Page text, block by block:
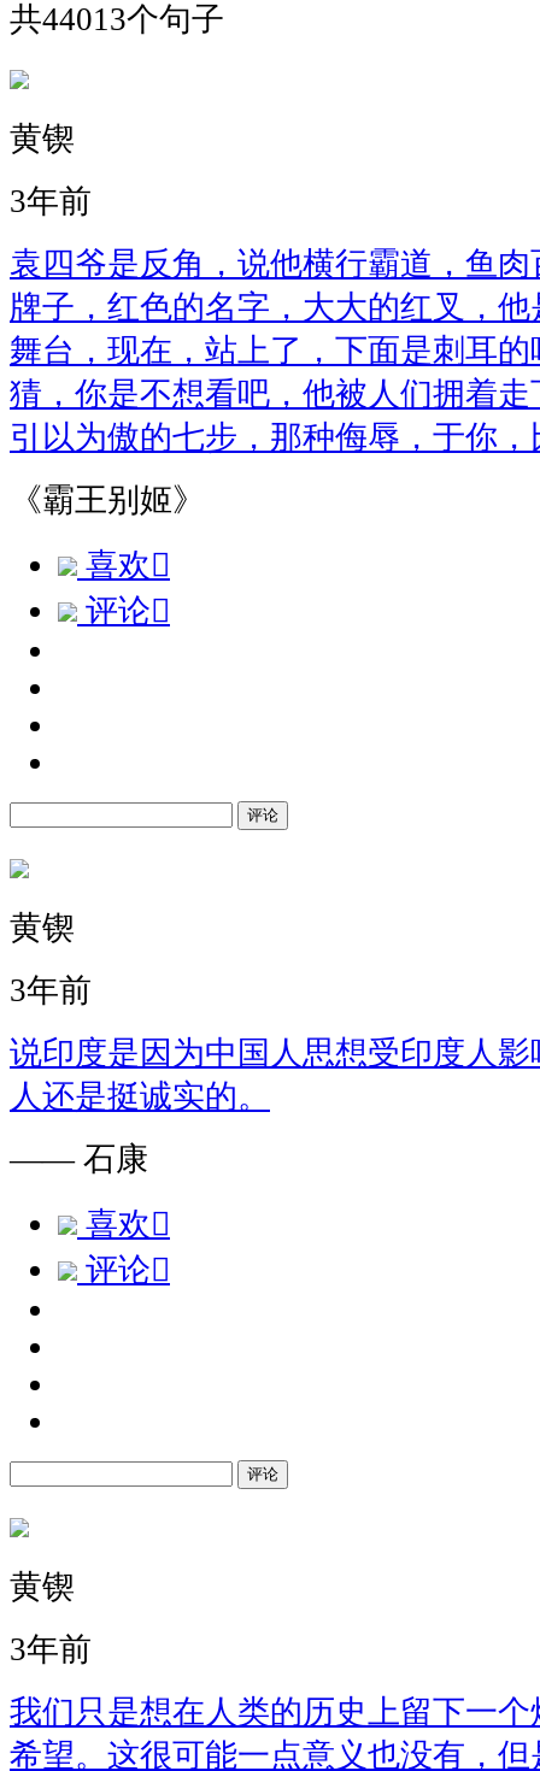
共44013个句子
黄锲
3年前
袁四爷是反角，说他横行霸道，鱼
牌子，红色的名字，大大的红叉，
舞台，现在，站上了，下面是刺耳
猜，你是不想看吧，他被人们拥着
引以为傲的七步，那种侮辱，于你
《霸王别姬》
喜欢
评论
评论
黄锲
3年前
说印度是因为中国人思想受印度人
人还是挺诚实的。
—— 石康
喜欢
评论
评论
黄锲
3年前
我们只是想在人类的历史上留下一
希望。这很可能一点意义也没有，